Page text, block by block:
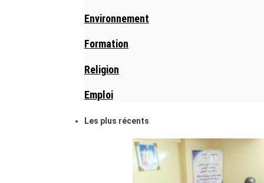
Environnement
Formation
Religion
Emploi
Les plus récents